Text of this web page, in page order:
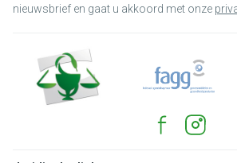
nieuwsbrief en gaat u akkoord met onze